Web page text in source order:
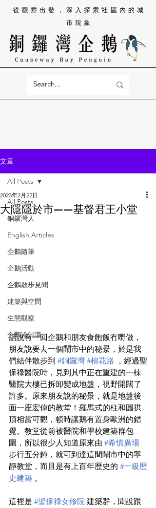
從觀察出發，深入探索社區內的城
市現象
文章
All Posts
銅鑼灣人
English Articles
企鵝隨筆
企鵝活動
企鵝散步見聞
建築與空間
生態觀察
企鵝冷知識
All Posts
大隱隱於市——基督君王小堂
2023年2月22日
話說有一回企鵝和朋友食飽飯冇嘢做，
朋友說要去一個鬧市中的秘景，於是我
們結伴散步到 #銅鑼灣 #棉花路 ，經過聖
保祿醫院時，見到其中正在重建的一棟
醫院大樓已拆卸變成地盤，視野開闊了
許多。原來朋友說的秘景，就是地盤後
面一座宏偉的教堂！羅馬式的柱和圓拱
頂相當可觀，頓時讓鵝有置身歐洲的錯
覺。教堂從前被醫院和學校建築群包
圍，所以很少人知道原來由 #希慎廣場
步行五分鐘，就可到達這間鬧市中的寧
靜教堂，而且是有上百年歷史的 #一級歷
史建築 。
這裡是 #聖保祿女修院 建築群，聞說跟